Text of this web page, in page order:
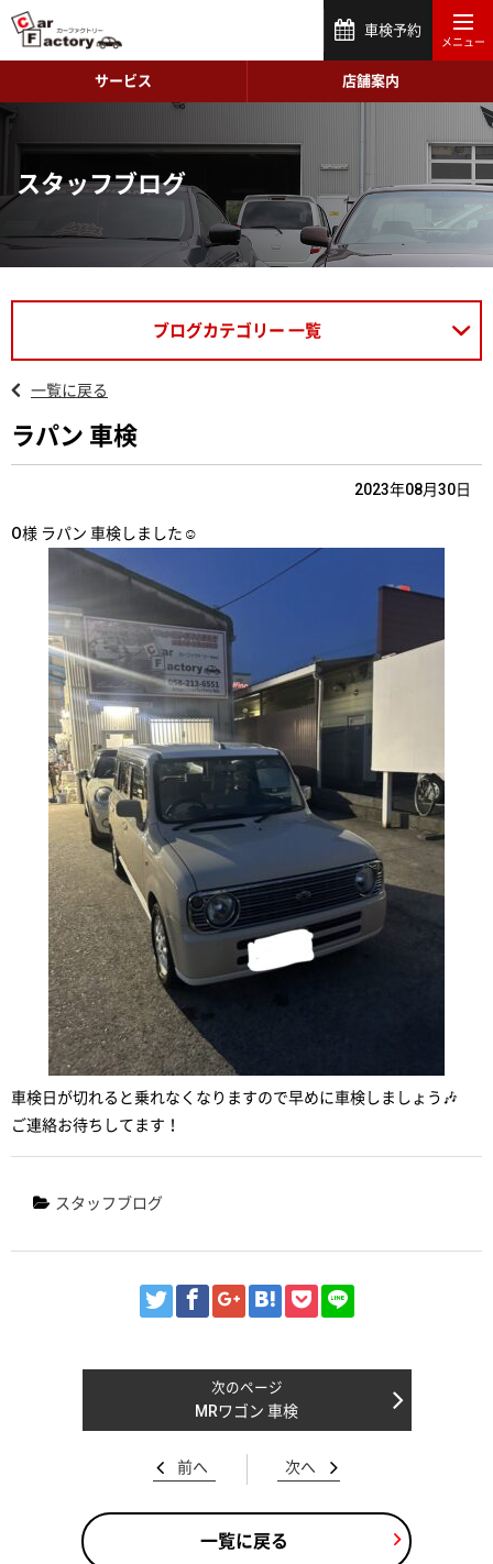
車検予約
サービス 店舗案内
スタッフブログ
ブログカテゴリー 一覧
一覧に戻る
ラパン 車検
2023年08月30日
O様 ラパン 車検しました☺️
車検日が切れると乗れなくなりますので早めに車検しましょう🎶
ご連絡お待ちしてます！
スタッフブログ
MRワゴン 車検
前へ 次へ
一覧に戻る